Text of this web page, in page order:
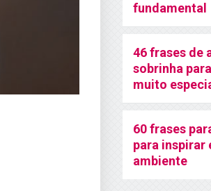
fundamental
46 frases de
sobrinha
muito
60 frases
para inspirar
ambiente